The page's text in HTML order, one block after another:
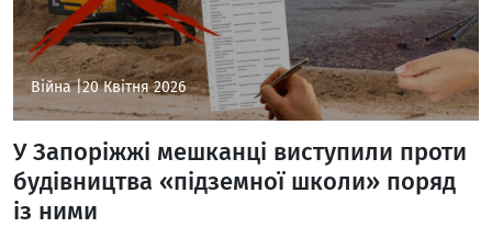
Війна |20 Квітня 2026
У Запоріжжі мешканці виступили проти
будівництва «підземної школи» поряд
із ними